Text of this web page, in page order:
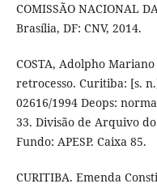
COMISSÃO NACIONAL
Brasília, DF: CNV, 2014.
COSTA, Adolpho
retrocesso. Curitiba: [s.
02616/1994 Deops:
33. Divisão de Arquivo do
Fundo: APESP. Caixa 85.
CURITIBA. Emenda